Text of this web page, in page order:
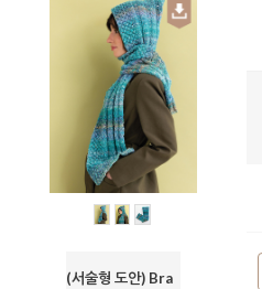
(서술형 도안) Bra